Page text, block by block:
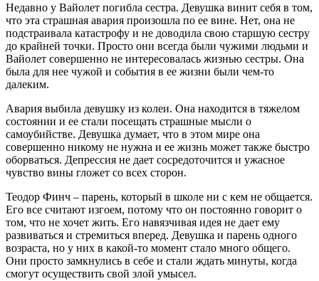
Недавно у Вайолет погибла сестра. Девушка винит себя в том,
что эта страшная авария произошла по ее вине. Нет, она не
подстраивала катастрофу и не доводила свою старшую сестру
до крайней точки. Просто они всегда были чужими людьми и
Вайолет совершенно не интересовалась жизнью сестры. Она
была для нее чужой и события в ее жизни были чем-то
далеким.
Авария выбила девушку из колеи. Она находится в тяжелом
состоянии и ее стали посещать страшные мысли о
самоубийстве. Девушка думает, что в этом мире она
совершенно никому не нужна и ее жизнь может также быстро
оборваться. Депрессия не дает сосредоточится и ужасное
чувство вины гложет со всех сторон.
Теодор Финч – парень, который в школе ни с кем не общается.
Его все считают изгоем, потому что он постоянно говорит о
том, что не хочет жить. Его навязчивая идея не дает ему
развиваться и стремиться вперед. Девушка и парень одного
возраста, но у них в какой-то момент стало много общего.
Они просто замкнулись в себе и стали ждать минуты, когда
смогут осуществить свой злой умысел.